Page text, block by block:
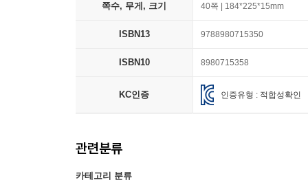
쪽수, 무게, 크기 40쪽 | 184*225*15mm
ISBN13 9788980715350
ISBN10 8980715358
KC인증 인증유형 : 적합성확인
관련분류
카테고리 분류